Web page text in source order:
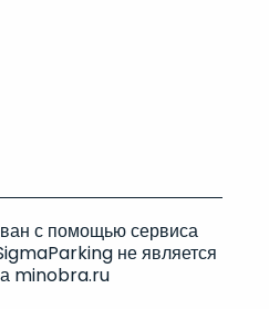
с помощью сервиса
не является
minobra.ru